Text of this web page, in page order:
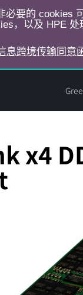
要的 cookies
，以及 HPE
息跨境传输同意
购物车
HPE 商店浏览
x4